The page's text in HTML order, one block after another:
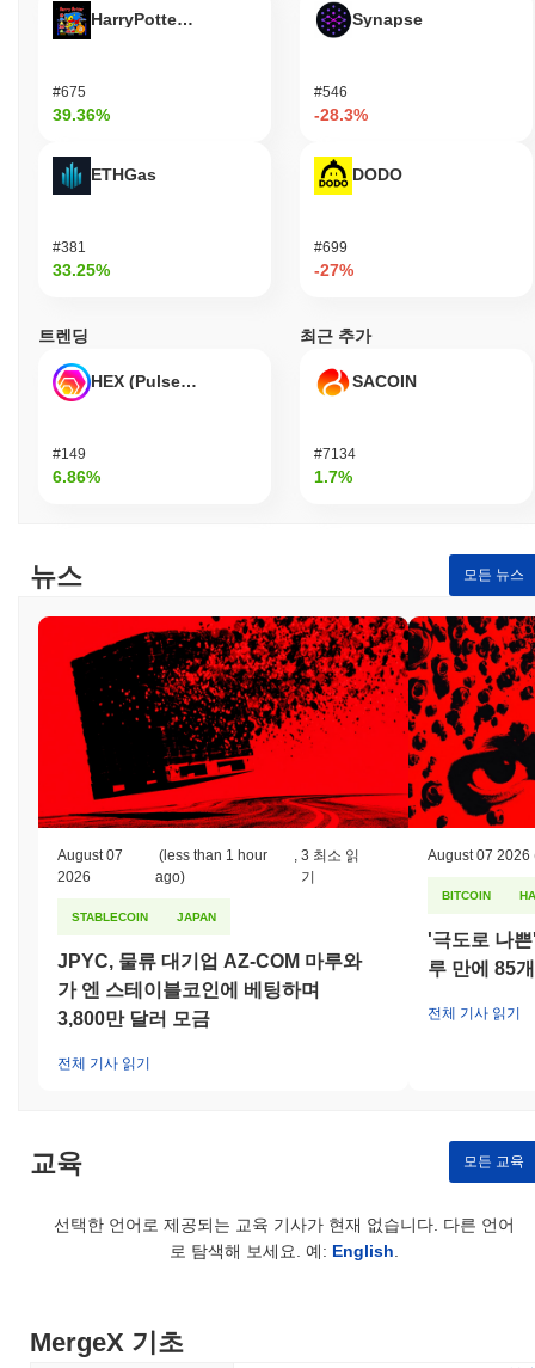
HarryPotterObamaSonic10Inu (ETH)
#675
39.36%
ETHGas
#381
33.25%
Synapse
#546
-28.3%
DODO
#699
-27%
트렌딩
HEX (Pulsechain)
#149
6.86%
최근 추가
SACOIN
#7134
1.7%
뉴스 모든 뉴스
August 07
2026
(less than 1 hour
ago)
3 최소 읽
기
STABLECOIN JAPAN
JPYC, 물류 대기업 AZ-COM 마루와
가 엔 스테이블코인에 베팅하며
3,800만 달러 모금
전체 기사 읽기
August 07 2026
BITCOIN
'극도로 나
루 만에 85
전체 기사 읽기
교육 모든 교육
선택한 언어로 제공되는 교육 기사가 현재 없습니다. 다른 언어
로 탐색해 보세요. 예: English
MergeX 기초